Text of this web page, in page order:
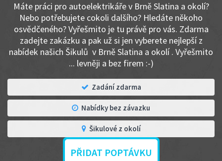
Máte práci pro autoelektrikáře v Brně Slatina a okolí?
Nebo potřebujete cokoli dalšího? Hledáte někoho
osvědčeného? Vyřešmito je tu právě pro vás. Zdarma
zadejte zakázku a pak už si jen vyberete nejlepší z
nabídek našich Šikulů v Brně Slatina a okolí . Vyřešmito
... levněji a bez firem :-)
Zadání zdarma
Nabídky bez závazku
Šikulové z okolí
PŘIDAT POPTÁVKU